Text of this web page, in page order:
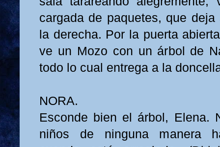
cargada de paquetes, que
la derecha. Por la puerta
ve un Mozo con un árbol de
todo lo cual entrega a la
NORA.
Esconde bien el árbol, Elena.
niños de ninguna manera